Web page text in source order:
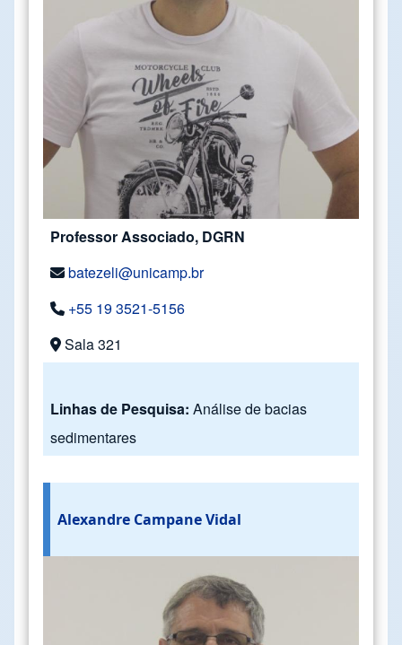
Professor Associado, DGRN
batezeli@unicamp.br
+55 19 3521-5156
Sala 321
Linhas de Pesquisa: Análise de bacias
sedimentares
Alexandre Campane Vidal